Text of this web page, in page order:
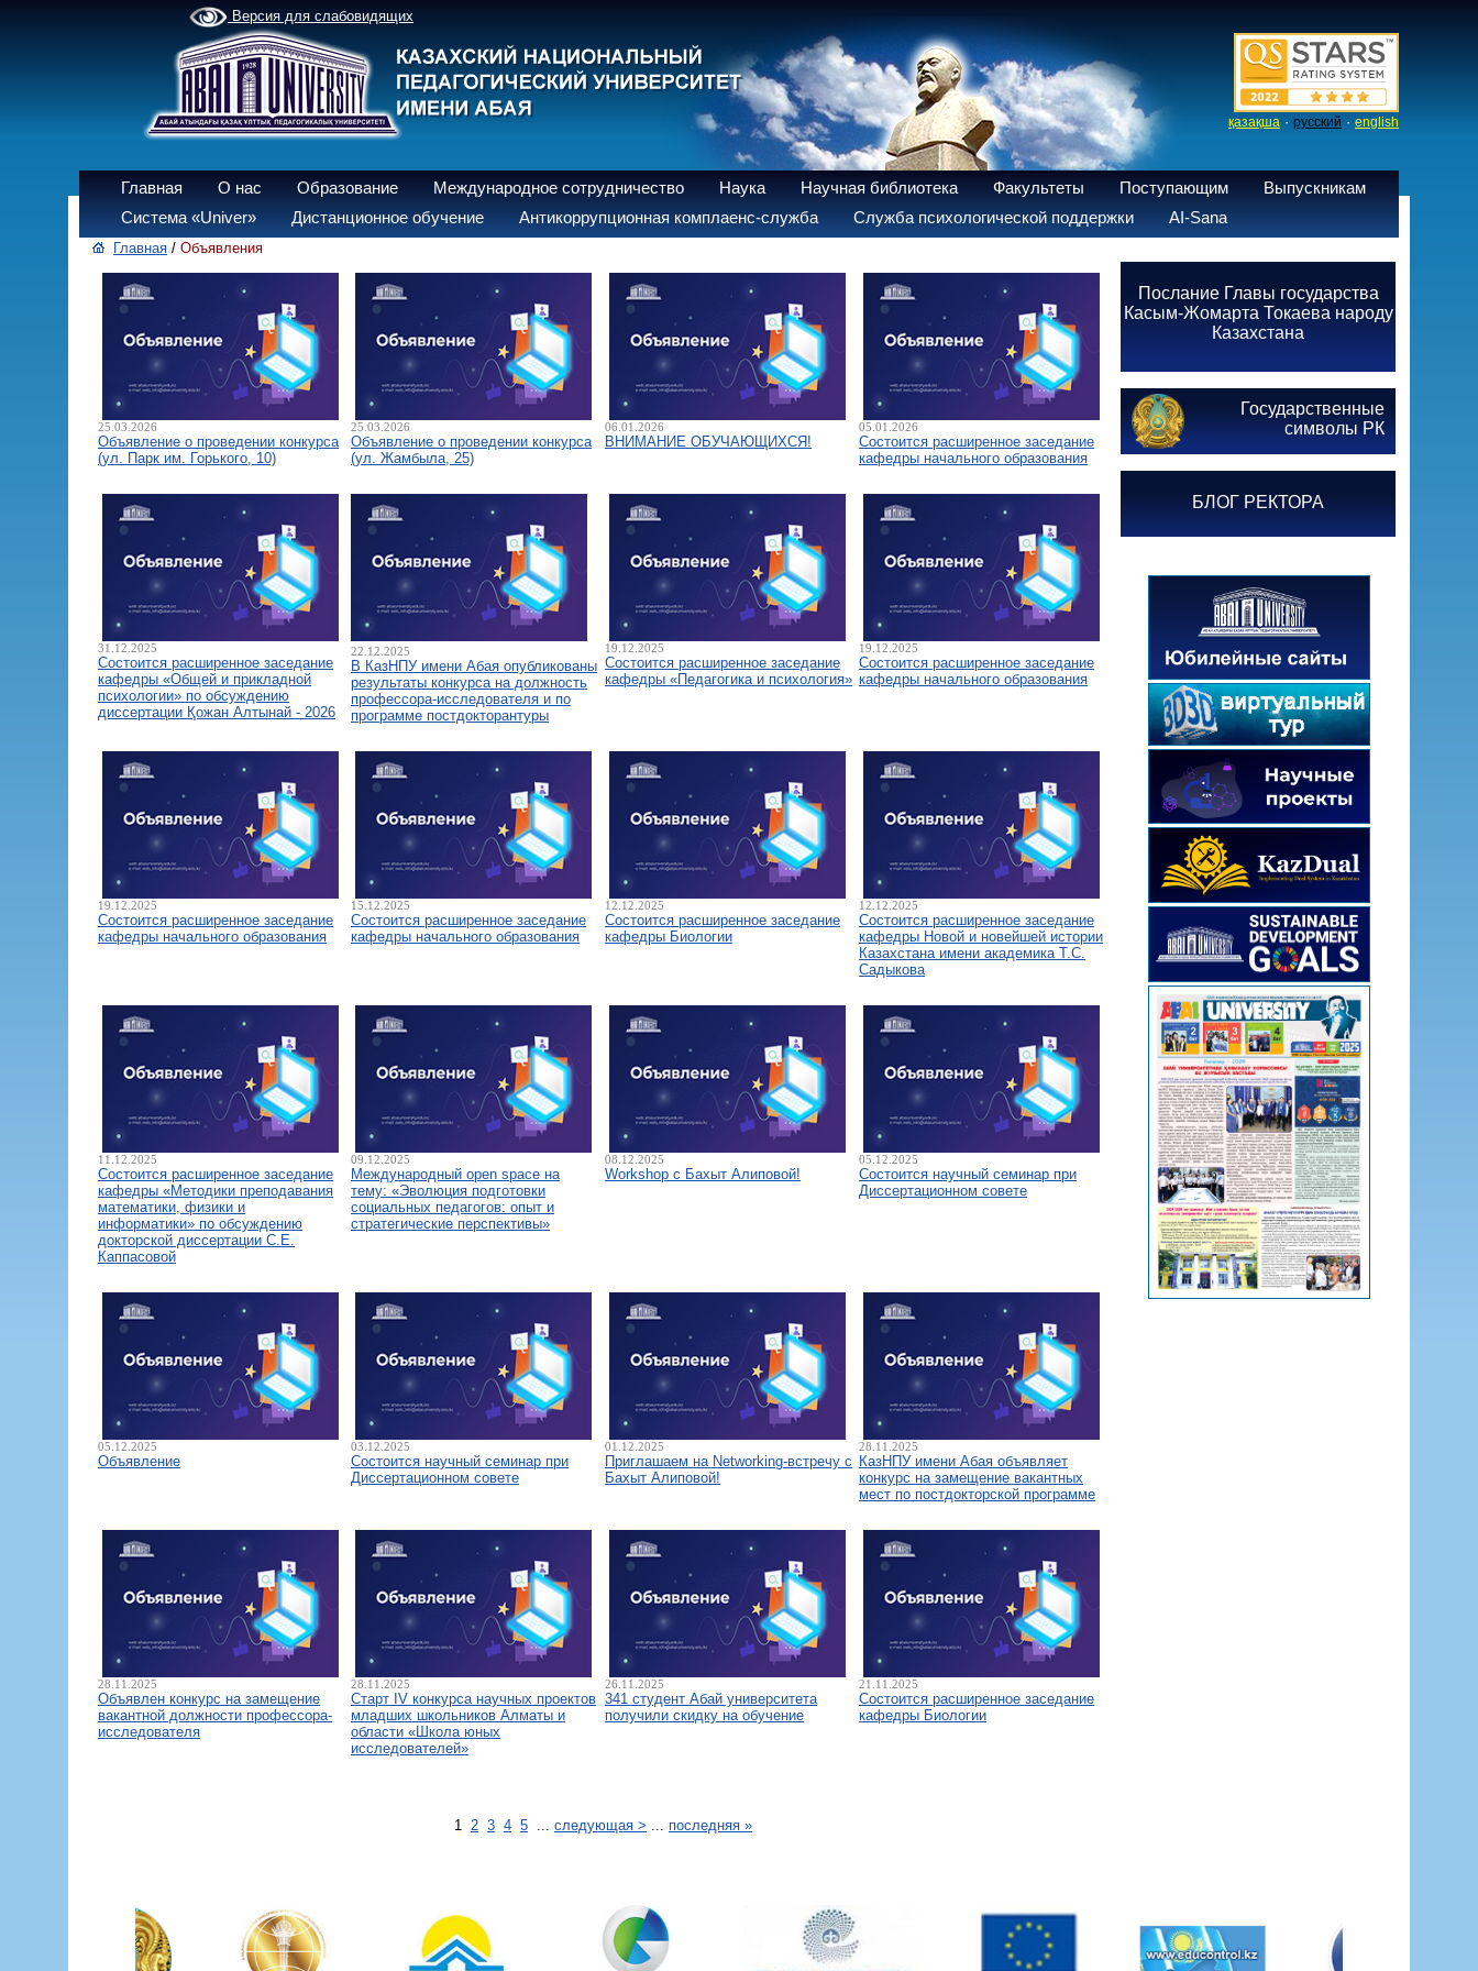
Версия для слабовидящих
қазақша · русский · english
Главная О нас Образование Международное сотрудничество Наука Научная библиотека Факультеты Поступающим
Выпускникам
Система «Univer»
Дистанционное обучение Антикоррупционная комплаенс-служба Служба психологической поддержки AI-Sana
Главная / Объявления
25.03.2026
Объявление о проведении конкурса
(ул. Парк им. Горького, 10)
25.03.2026
Объявление о проведении конкурса
(ул. Жамбыла, 25)
06.01.2026
ВНИМАНИЕ ОБУЧАЮЩИХСЯ!
05.01.2026
Состоится расширенное заседание
кафедры начального образования
31.12.2025
Состоится расширенное заседание
кафедры «Общей и прикладной
психологии» по обсуждению
диссертации Қожан Алтынай - 2026
22.12.2025
В КазНПУ имени Абая опубликованы
результаты конкурса на должность
профессора-исследователя и по
программе постдокторантуры
19.12.2025
Состоится расширенное заседание
кафедры «Педагогика и психология»
19.12.2025
Состоится расширенное заседание
кафедры начального образования
19.12.2025
Состоится расширенное заседание
кафедры начального образования
15.12.2025
Состоится расширенное заседание
кафедры начального образования
12.12.2025
Состоится расширенное заседание
кафедры Биологии
12.12.2025
Состоится расширенное заседание
кафедры Новой и новейшей истории
Казахстана имени академика Т.С.
Садыкова
11.12.2025
Состоится расширенное заседание
кафедры «Методики преподавания
математики, физики и
информатики» по обсуждению
докторской диссертации С.Е.
Каппасовой
09.12.2025
Международный open space на
тему: «Эволюция подготовки
социальных педагогов: опыт и
стратегические перспективы»
08.12.2025
Workshop с Бахыт Алиповой!
05.12.2025
Состоится научный семинар при
Диссертационном совете
05.12.2025
Объявление
03.12.2025
Состоится научный семинар при
Диссертационном совете
01.12.2025
Приглашаем на Networking-встречу с
Бахыт Алиповой!
28.11.2025
КазНПУ имени Абая объявляет
конкурс на замещение вакантных
мест по постдокторской программе
28.11.2025
Объявлен конкурс на замещение
вакантной должности профессора-
исследователя
28.11.2025
Старт IV конкурса научных проектов
младших школьников Алматы и
области «Школа юных
исследователей»
26.11.2025
341 студент Абай университета
получили скидку на обучение
21.11.2025
Состоится расширенное заседание
кафедры Биологии
1 2 3 4 5 ... следующая > ... последняя »
Послание Главы государства
Касым-Жомарта Токаева народу
Казахстана
Государственные
символы РК
БЛОГ РЕКТОРА